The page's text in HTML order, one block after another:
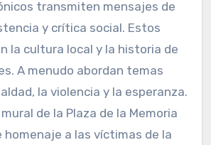
alberga murales que datan